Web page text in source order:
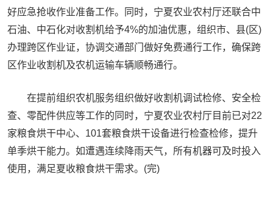
好应急抢收作业准备工作。同时，宁夏农业农村厅还联合中
石油、中石化对收割机给予4%的加油优惠，组织市、县(区)
办理跨区作业证，协调交通部门做好免费通行工作，确保跨
区作业收割机及农机运输车辆顺畅通行。
在提前组织农机服务组织做好收割机调试检修、安全检
查、零配件供应等工作的同时，宁夏农业农村厅目前已对22
家粮食烘干中心、101套粮食烘干设备进行检查检修，提升
单季烘干能力。如遭遇连续降雨天气，所有机器可及时投入
使用，满足夏收粮食烘干需求。(完)